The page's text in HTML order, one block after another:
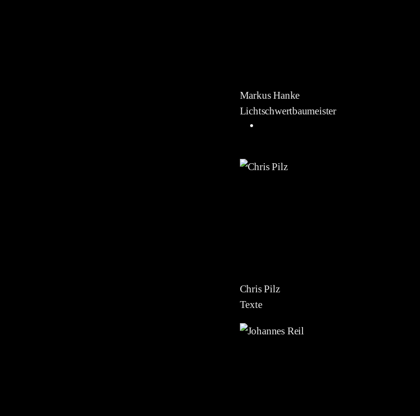
Markus Hanke
Lichtschwertbaumeister
Chris Pilz
Texte